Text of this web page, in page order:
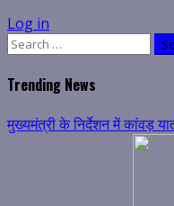
Log in
Search
Trending News
मुख्यमंत्री के निर्देशन में कांवड़